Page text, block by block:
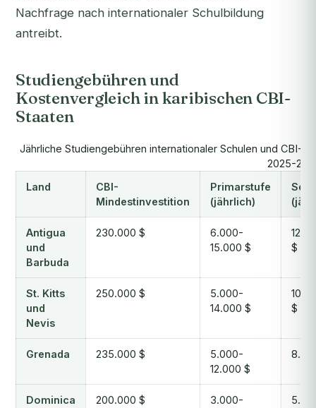
Nachfrage nach internationaler Schulbildung
antreibt.
Studiengebühren und
Kostenvergleich in karibischen CBI-
Staaten
Jährliche Studiengebühren internationaler Schulen und CBI-
2025-
Land
CBI-
Mindestinvestition
Primarstufe
(jährlich)
Antigua
und
Barbuda
230.000 $
6.000-
15.000 $
$
St. Kitts
und
Nevis
250.000 $
5.000-
14.000 $
$
Grenada 235.000 $
5.000-
12.000 $
Dominica 200.000 $
3.000-